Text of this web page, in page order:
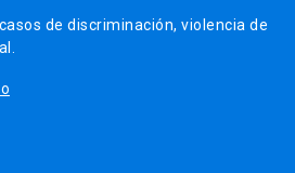
de discriminación, violencia de